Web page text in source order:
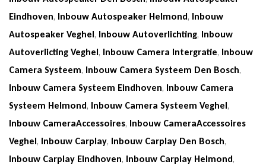
Eindhoven, Inbouw Autospeaker Helmond, Inbouw
Autospeaker Veghel, Inbouw Autoverlichting, Inbouw
Autoverlicting Veghel, Inbouw Camera Intergratie, Inbouw
Camera Systeem, Inbouw Camera Systeem Den Bosch,
Inbouw Camera Systeem Eindhoven, Inbouw Camera
Systeem Helmond, Inbouw Camera Systeem Veghel,
Inbouw CameraAccessoires, Inbouw CameraAccessoires
Veghel, Inbouw Carplay, Inbouw Carplay Den Bosch,
Inbouw Carplay Eindhoven, Inbouw Carplay Helmond,